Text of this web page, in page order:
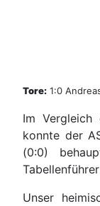
Tore: 1:0
Im Vergleich
konnte der
(0:0)
Unser